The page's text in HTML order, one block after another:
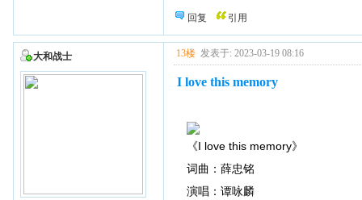
回复 引用
大和战士 13楼 发表于: 2023-03-19 08:16
I love this memory
《I love this memory》
词曲：薛忠铭
演唱：谭咏麟